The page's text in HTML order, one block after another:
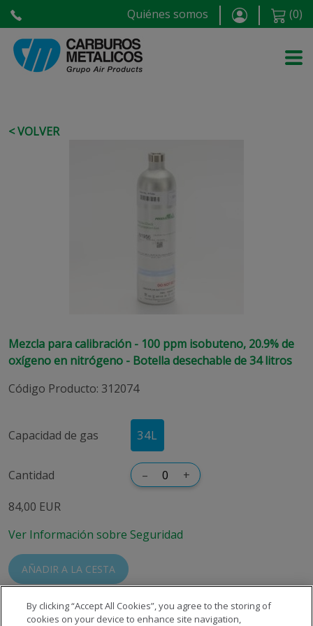
Quiénes somos (0)
< VOLVER
Mezcla para calibración - 100 ppm isobuteno, 20.9% de
oxígeno en nitrógeno - Botella desechable de 34 litros
Código Producto: 312074
Capacidad de gas 34L
Cantidad – +
84,00 EUR
Ver Información sobre Seguridad
AÑADIR A LA CESTA
By clicking “Accept All Cookies”, you agree to the storing of
cookies on your device to enhance site navigation,